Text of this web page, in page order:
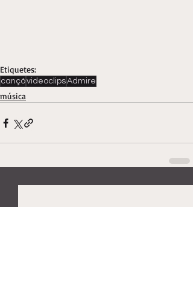
Etiquetes:
cançóvideoclipsAdmire
música